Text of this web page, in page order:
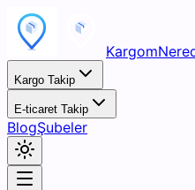
Kargo Takip
E-ticaret Takip
BlogŞubeler